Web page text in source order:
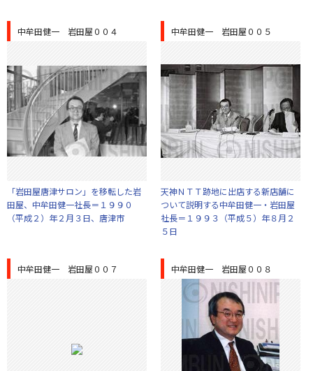
中牟田健一 岩田屋００４
「岩田屋唐津サロン」を移転した岩
田屋、中牟田健一社長＝１９９０
（平成２）年２月３日、唐津市
中牟田健一 岩田屋００５
天神ＮＴＴ跡地に出店する新店舗に
ついて説明する中牟田健一・岩田屋
社長＝１９９３（平成５）年８月２
５日
中牟田健一 岩田屋００７ 中牟田健一 岩田屋００８